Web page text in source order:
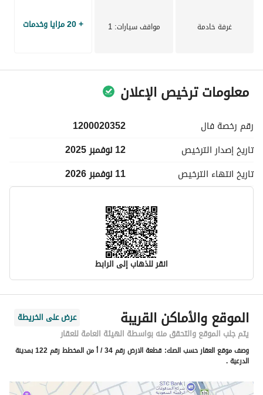
غرفة خادمة مواقف سيارات: 1 + 20 مزايا وخدمات
معلومات ترخيص الإعلان
رقم رخصة فال
1200020352
تاريخ إصدار الترخيص
12 نوفمبر 2025
تاريخ انتهاء الترخيص 11 نوفمبر 2026
انقر للذهاب إلى الرابط
معلومات مسؤول الإعلان
اسم المسؤول
محمد خالد بن عبدالعزيز الجبير
رقم المسؤول
505419444
الموقع والأماكن القريبة
عرض على الخريطة
يتم جلب الموقع والتحقق منه بواسطة الهيئة العامة للعقار
وصف موقع العقار حسب الصك:
قطعة الارض رقم 34 / أ من المخطط رقم 122 بمدينة
الدرعية .